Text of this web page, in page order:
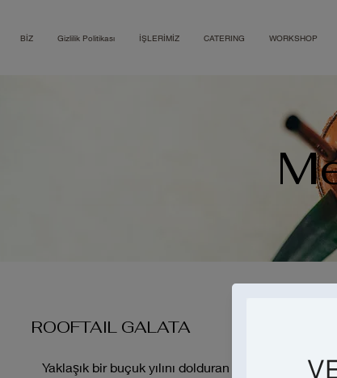
BİZ Gizlilik Politikası İŞLERİMİZ CATERING WORKSHOP
ROOFTAIL GALATA
Yaklaşık bir buçuk yılını dolduran Rooftail